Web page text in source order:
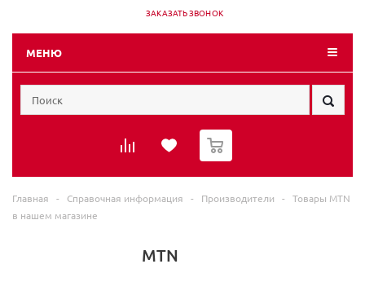
ЗАКАЗАТЬ ЗВОНОК
МЕНЮ
0
Главная - Справочная информация - Производители -
Товары MTN
в нашем магазине
MTN